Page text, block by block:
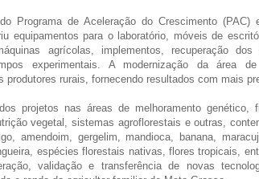
Programa de Aceleração do Crescimento (PAC)
equipamentos para o laboratório, móveis de
agrícolas, implementos, recuperação
experimentais. A modernização da área
produtores rurais, fornecendo resultados com mais
projetos nas áreas de melhoramento genético,
vegetal, sistemas agroflorestais e outras,
amendoim, gergelim, mandioca, banana,
espécies florestais nativas, flores tropicais,
validação e transferência de novas